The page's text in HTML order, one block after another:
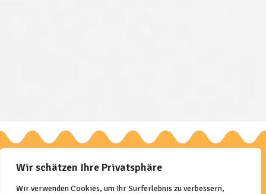
Wir schätzen Ihre Privatsphäre
Wir verwenden Cookies, um Ihr Surferlebnis zu verbessern,